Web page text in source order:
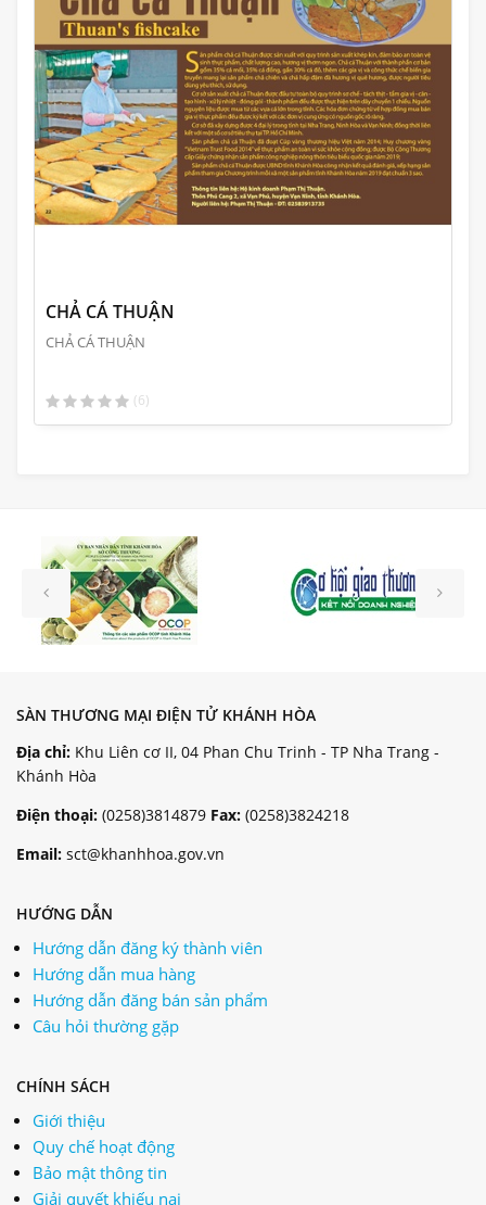
CHẢ CÁ THUẬN
CHẢ CÁ THUẬN
(6)
SÀN THƯƠNG MẠI ĐIỆN TỬ KHÁNH HÒA
Địa chỉ: Khu Liên cơ II, 04 Phan Chu Trinh - TP Nha Trang -
Khánh Hòa
Điện thoại: (0258)3814879 Fax: (0258)3824218
Email: sct@khanhhoa.gov.vn
HƯỚNG DẪN
Hướng dẫn đăng ký thành viên
Hướng dẫn mua hàng
Hướng dẫn đăng bán sản phẩm
Câu hỏi thường gặp
CHÍNH SÁCH
Giới thiệu
Quy chế hoạt động
Bảo mật thông tin
Giải quyết khiếu nại